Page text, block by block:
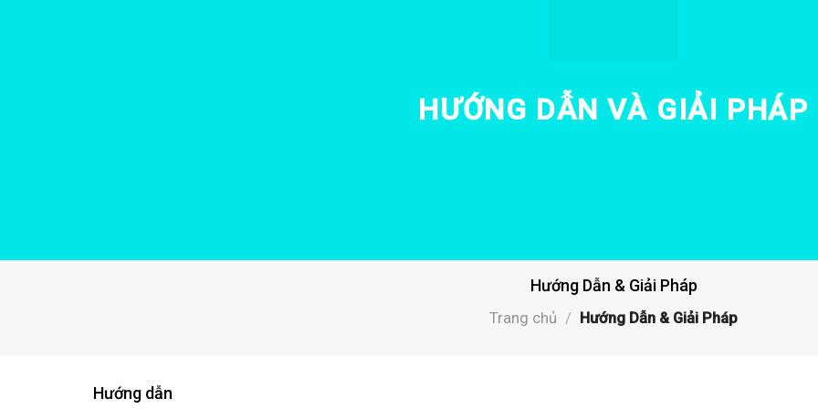
HƯỚNG DẪN VÀ GIẢI PHÁP
Hướng Dẫn & Giải Pháp
Trang chủ / Hướng Dẫn & Giải Pháp
Hướng dẫn